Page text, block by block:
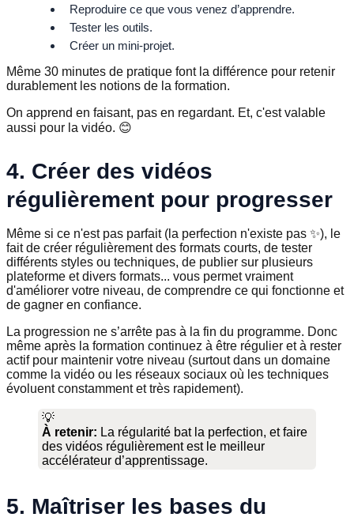
Reproduire ce que vous venez d’apprendre.
Tester les outils.
Créer un mini-projet.
Même 30 minutes de pratique font la différence pour retenir
durablement les notions de la formation.
On apprend en faisant, pas en regardant. Et, c'est valable
aussi pour la vidéo. 😊
4. Créer des vidéos
régulièrement pour progresser
Même si ce n'est pas parfait (la perfection n'existe pas ✨), le
fait de créer régulièrement des formats courts, de tester
différents styles ou techniques, de publier sur plusieurs
plateforme et divers formats... vous permet vraiment
d'améliorer votre niveau, de comprendre ce qui fonctionne et
de gagner en confiance.
La progression ne s’arrête pas à la fin du programme. Donc
même après la formation continuez à être régulier et à rester
actif pour maintenir votre niveau (surtout dans un domaine
comme la vidéo ou les réseaux sociaux où les techniques
évoluent constamment et très rapidement).
💡
À retenir: La régularité bat la perfection, et faire
des vidéos régulièrement est le meilleur
accélérateur d’apprentissage.
5. Maîtriser les bases du